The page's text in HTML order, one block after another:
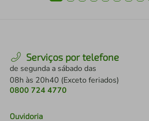
Serviços por telefone
de segunda a sábado das
08h às 20h40 (Exceto feriados)
0800 724 4770
Ouvidoria